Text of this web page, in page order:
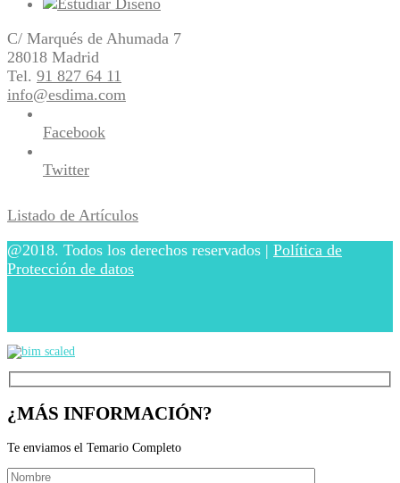
C/ Marqués de Ahumada 7
28018 Madrid
Tel. 91 827 64 11
info@esdima.com
Facebook
Twitter
Listado de Artículos
@2018. Todos los derechos reservados | Política de
Protección de datos
¿MÁS INFORMACIÓN?
Te enviamos el Temario Completo